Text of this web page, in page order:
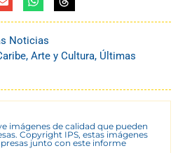
Noticias
, Arte y Cultura, Últimas
imágenes de calidad que pueden
Copyright IPS, estas imágenes
junto con este informe